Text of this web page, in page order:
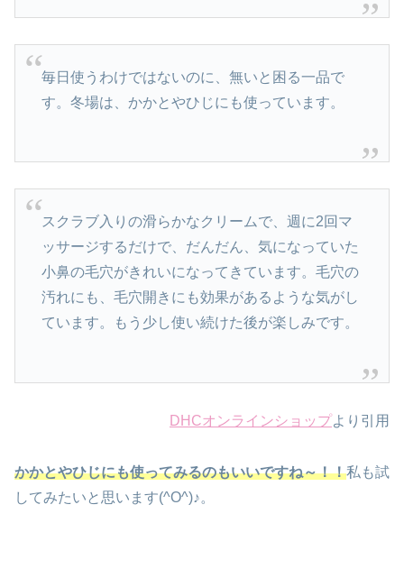
毎日使うわけではないのに、無いと困る一品で
す。冬場は、かかとやひじにも使っています。
スクラブ入りの滑らかなクリームで、週に2回マ
ッサージするだけで、だんだん、気になっていた
小鼻の毛穴がきれいになってきています。毛穴の
汚れにも、毛穴開きにも効果があるような気がし
ています。もう少し使い続けた後が楽しみです。
DHCオンラインショップより引用
かかとやひじにも使ってみるのもいいですね～！！私も試
してみたいと思います(^O^)♪。